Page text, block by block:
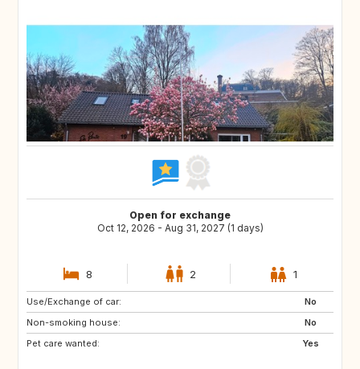
Open for exchange
Oct 12, 2026 - Aug 31, 2027 (1 days)
8 2 1
Use/Exchange of car:
No
Non-smoking house:
No
Pet care wanted:
Yes
BE
DK
GB